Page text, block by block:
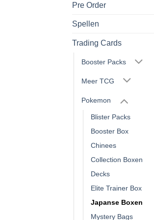
Pre Order
Spellen
Trading Cards
Booster Packs
Meer TCG
Pokemon
Blister Packs
Booster Box
Chinees
Collection Boxen
Decks
Elite Trainer Box
Japanse Boxen
Mystery Bags